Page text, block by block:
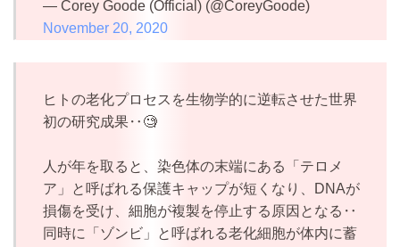
— Corey Goode (Official) (@CoreyGoode)
November 20, 2020
ヒトの老化プロセスを生物学的に逆転させた世界
初の研究成果‥🧐
人が年を取ると、染色体の末端にある「テロメ
ア」と呼ばれる保護キャップが短くなり、DNAが
損傷を受け、細胞が複製を停止する原因となる‥
同時に「ゾンビ」と呼ばれる老化細胞が体内に蓄